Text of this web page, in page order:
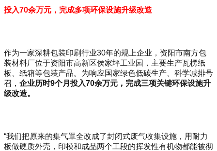
投入70余万元，完成多项环保设施升级改造
作为一家深耕包装印刷行业30年的规上企业，资阳市南方包
装材料厂位于资阳市高新区侯家坪工业园，主要生产瓦楞纸
板、纸箱等包装产品。为响应国家绿色低碳生产、科学减排号
召， 企业历时9个月投入70余万元，完成三项关键环保设施升
级改造。
“我们把原来的集气罩全改成了封闭式废气收集设施，用耐力
板做硬质外壳，印模和成品两个工段的挥发性有机物都能被彻